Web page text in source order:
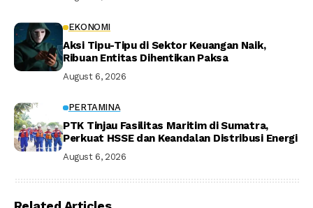
EKONOMI
Aksi Tipu-Tipu di Sektor Keuangan Naik,
Ribuan Entitas Dihentikan Paksa
August 6, 2026
PERTAMINA
PTK Tinjau Fasilitas Maritim di Sumatra,
Perkuat HSSE dan Keandalan Distribusi Energi
August 6, 2026